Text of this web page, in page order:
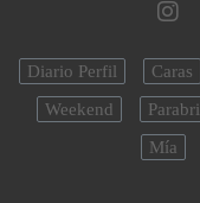
Diario Perfil Caras
Weekend
Mía